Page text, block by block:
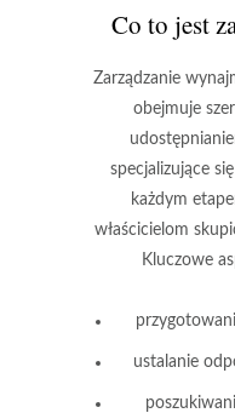
Co to jest
Zarządzanie
obejmuje
specjalizujące
każdym
właścicielom
Kluczowe
ustalanie